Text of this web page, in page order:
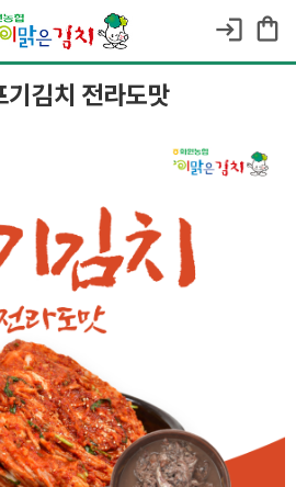
login shopping_bag
김치 전라도맛